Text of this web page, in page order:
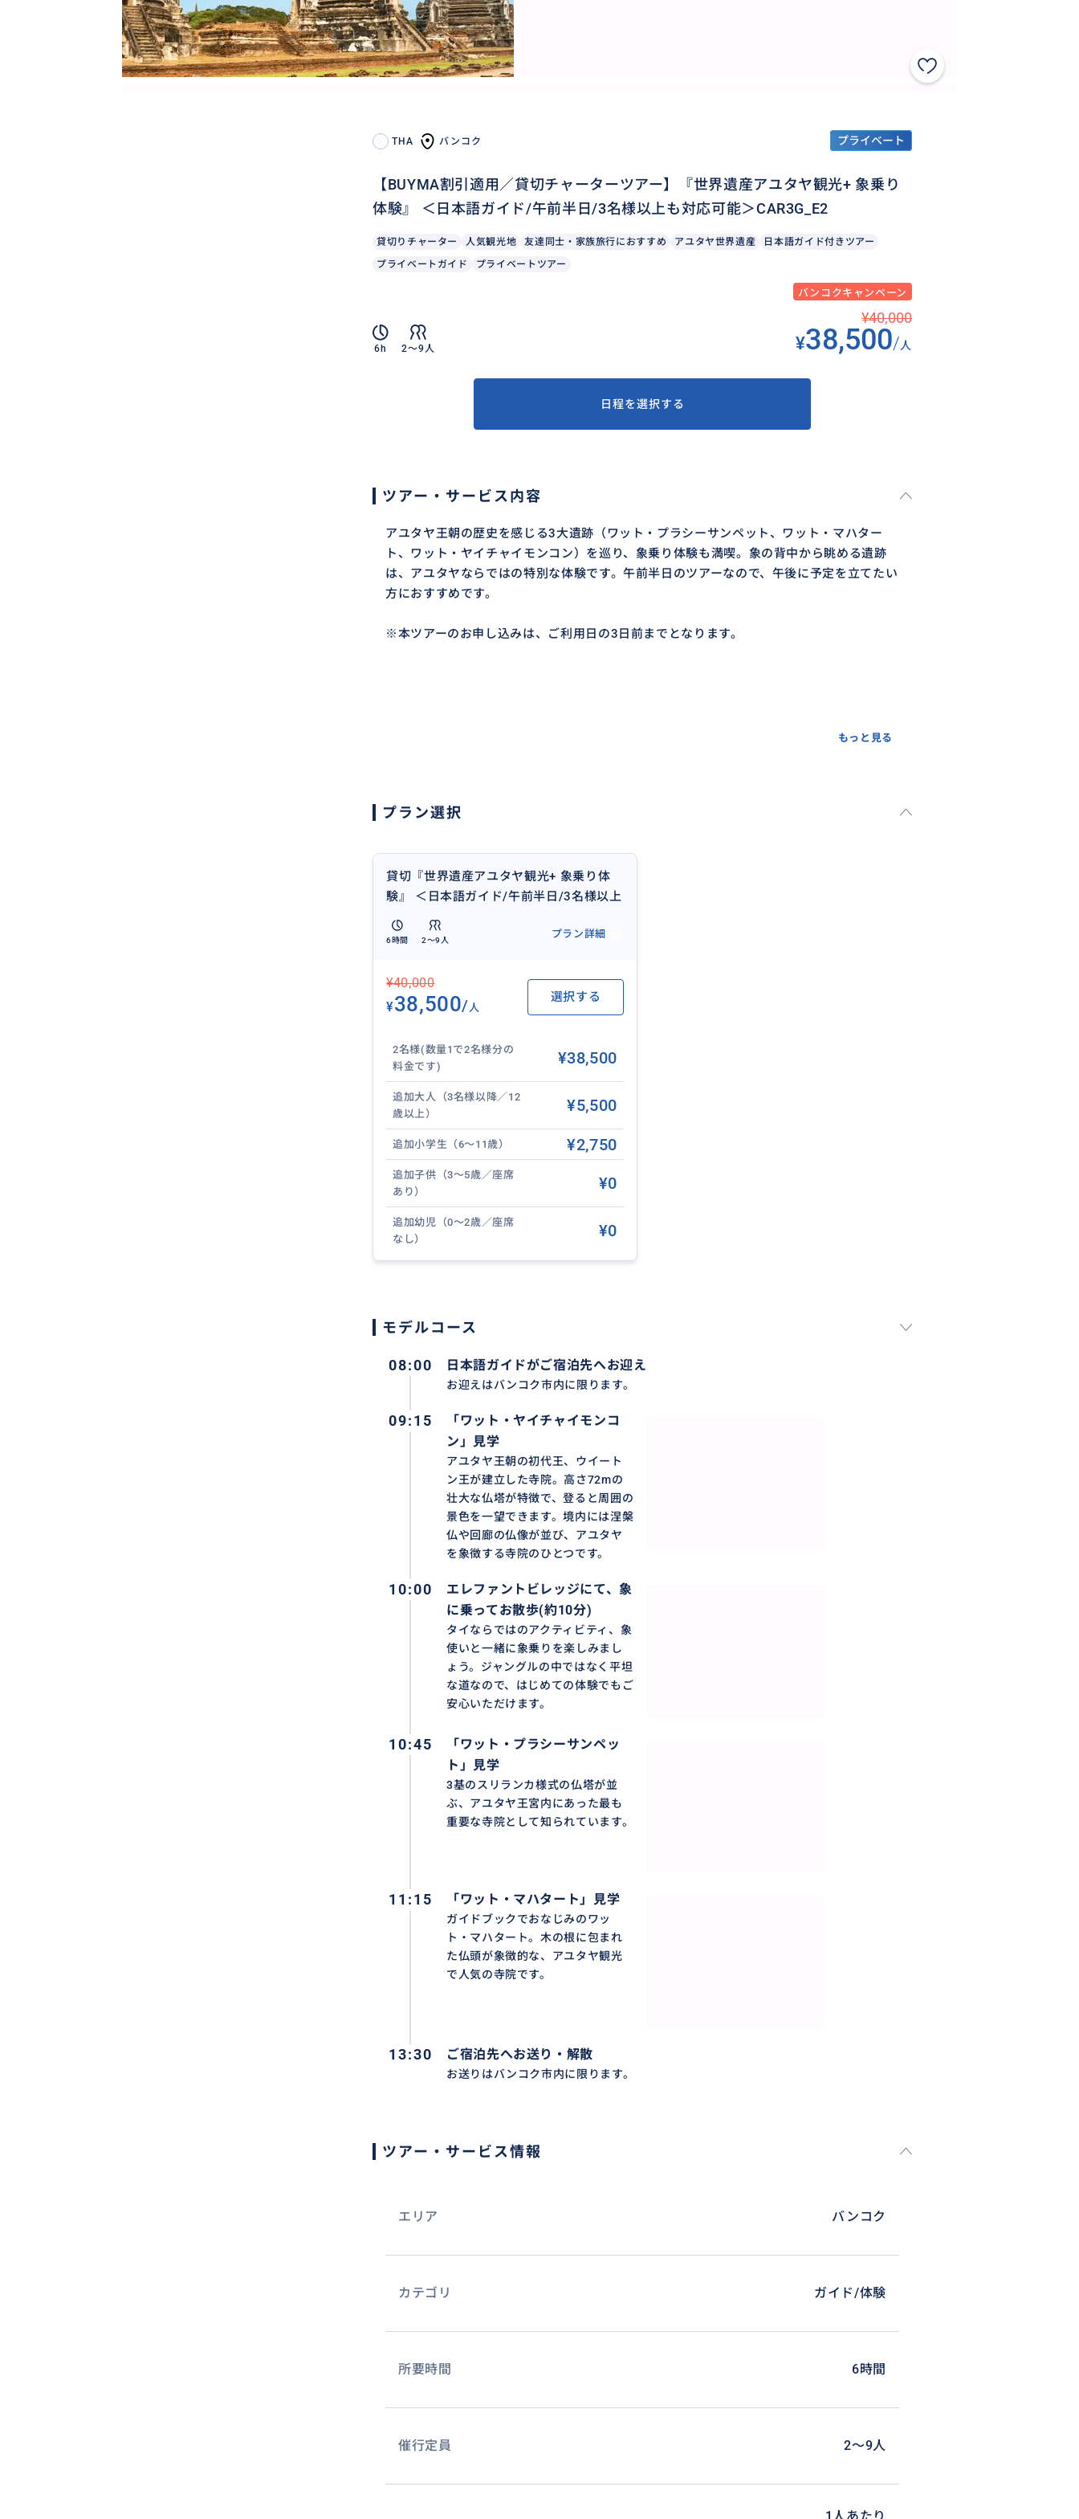
THA バンコク プライベート
【BUYMA割引適用／貸切チャーターツアー】『世界遺産アユタヤ観光+ 象乗り
体験』 ＜日本語ガイド/午前半日/3名様以上も対応可能＞CAR3G_E2
貸切りチャーター 人気観光地 友達同士・家族旅行におすすめ アユタヤ世界遺産
日本語ガイド付きツアー
プライベートガイド
プライベートツアー
バンコクキャンペーン
6h 2〜9人
¥40,000
¥38,500/人
日程を選択する
ツアー・サービス内容
アユタヤ王朝の歴史を感じる3大遺跡（ワット・プラシーサンペット、ワット・マハター
ト、ワット・ヤイチャイモンコン）を巡り、象乗り体験も満喫。象の背中から眺める遺跡
は、アユタヤならではの特別な体験です。午前半日のツアーなので、午後に予定を立てたい
方におすすめです。
※本ツアーのお申し込みは、ご利用日の3日前までとなります。
もっと見る
プラン選択
貸切『世界遺産アユタヤ観光+ 象乗り体
験』 ＜日本語ガイド/午前半日/3名様以上
も対応可能＞CAR3G_E2
6時間 2〜9人
プラン詳細
¥40,000
¥38,500/人
選択する
2名様(数量1で2名様分の
料金です)
¥38,500
追加大人（3名様以降／12
歳以上）
¥5,500
追加小学生（6～11歳） ¥2,750
追加子供（3～5歳／座席
あり）
¥0
追加幼児（0～2歳／座席
なし）
¥0
モデルコース
08:00 日本語ガイドがご宿泊先へお迎え
お迎えはバンコク市内に限ります。
09:15
「ワット・ヤイチャイモンコ
ン」見学
アユタヤ王朝の初代王、ウイート
ン王が建立した寺院。高さ72mの
壮大な仏塔が特徴で、登ると周囲の
景色を一望できます。境内には涅槃
仏や回廊の仏像が並び、アユタヤ
を象徴する寺院のひとつです。
10:00
エレファントビレッジにて、象
に乗ってお散歩(約10分)
タイならではのアクティビティ、象
使いと一緒に象乗りを楽しみまし
ょう。ジャングルの中ではなく平坦
な道なので、はじめての体験でもご
安心いただけます。
10:45
「ワット・プラシーサンペッ
ト」見学
3基のスリランカ様式の仏塔が並
ぶ、アユタヤ王宮内にあった最も
重要な寺院として知られています。
11:15 「ワット・マハタート」見学
ガイドブックでおなじみのワッ
ト・マハタート。木の根に包まれ
た仏頭が象徴的な、アユタヤ観光
で人気の寺院です。
13:30 ご宿泊先へお送り・解散
お送りはバンコク市内に限ります。
ツアー・サービス情報
エリア バンコク
カテゴリ ガイド/体験
所要時間 6時間
催行定員 2〜9人